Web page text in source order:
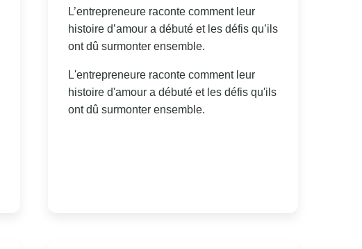
L’entrepreneure raconte comment leur
histoire d’amour a débuté et les défis qu’ils
ont dû surmonter ensemble.
L'entrepreneure raconte comment leur
histoire d'amour a débuté et les défis qu'ils
ont dû surmonter ensemble.